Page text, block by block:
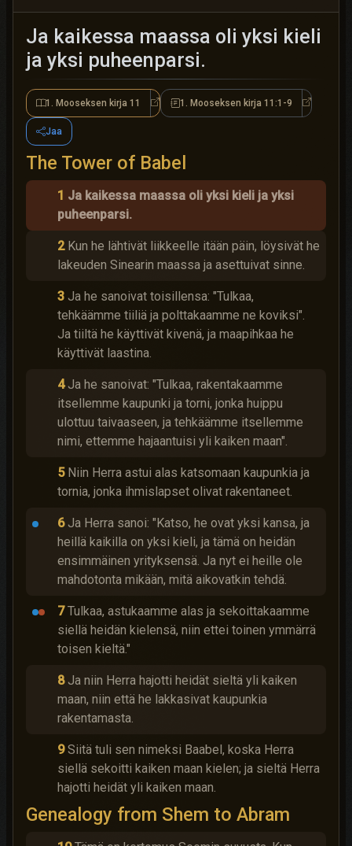
Ja kaikessa maassa oli yksi kieli
ja yksi puheenparsi.
1. Mooseksen kirja 11 1. Mooseksen kirja 11
1. Mooseksen kirja 11:1-9 1.
Jaa
The Tower of Babel
1 Ja kaikessa maassa oli yksi kieli ja yksi
puheenparsi.
2 Kun he lähtivät liikkeelle itään päin, löysivät he
lakeuden Sinearin maassa ja asettuivat sinne.
3 Ja he sanoivat toisillensa: "Tulkaa,
tehkäämme tiiliä ja polttakaamme ne koviksi".
Ja tiiltä he käyttivät kivenä, ja maapihkaa he
käyttivät laastina.
4 Ja he sanoivat: "Tulkaa, rakentakaamme
itsellemme kaupunki ja torni, jonka huippu
ulottuu taivaaseen, ja tehkäämme itsellemme
nimi, ettemme hajaantuisi yli kaiken maan".
5 Niin Herra astui alas katsomaan kaupunkia ja
tornia, jonka ihmislapset olivat rakentaneet.
6 Ja Herra sanoi: "Katso, he ovat yksi kansa, ja
heillä kaikilla on yksi kieli, ja tämä on heidän
ensimmäinen yrityksensä. Ja nyt ei heille ole
mahdotonta mikään, mitä aikovatkin tehdä.
7 Tulkaa, astukaamme alas ja sekoittakaamme
siellä heidän kielensä, niin ettei toinen ymmärrä
toisen kieltä."
8 Ja niin Herra hajotti heidät sieltä yli kaiken
maan, niin että he lakkasivat kaupunkia
rakentamasta.
9 Siitä tuli sen nimeksi Baabel, koska Herra
siellä sekoitti kaiken maan kielen; ja sieltä Herra
hajotti heidät yli kaiken maan.
Genealogy from Shem to Abram